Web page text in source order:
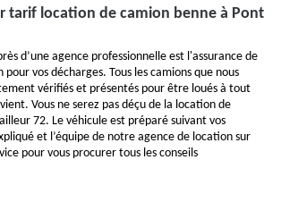
tarif location de camion benne à Pont
d’une agence professionnelle est l'assurance de
vos décharges. Tous les camions que nous
vérifiés et présentés pour être loués à tout
Vous ne serez pas déçu de la location de
72. Le véhicule est préparé suivant vos
et l’équipe de notre agence de location sur
pour vous procurer tous les conseils